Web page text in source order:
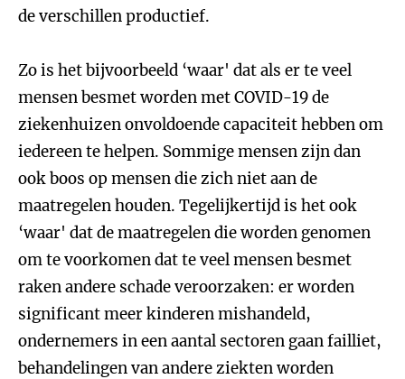
de verschillen productief.
Zo is het bijvoorbeeld ‘waar' dat als er te veel
mensen besmet worden met COVID-19 de
ziekenhuizen onvoldoende capaciteit hebben om
iedereen te helpen. Sommige mensen zijn dan
ook boos op mensen die zich niet aan de
maatregelen houden. Tegelijkertijd is het ook
‘waar' dat de maatregelen die worden genomen
om te voorkomen dat te veel mensen besmet
raken andere schade veroorzaken: er worden
significant meer kinderen mishandeld,
ondernemers in een aantal sectoren gaan failliet,
behandelingen van andere ziekten worden